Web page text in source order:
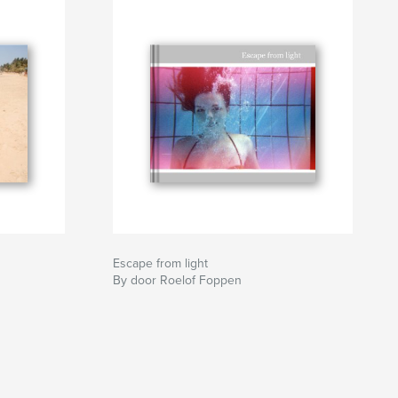
Escape from light
By door Roelof Foppen